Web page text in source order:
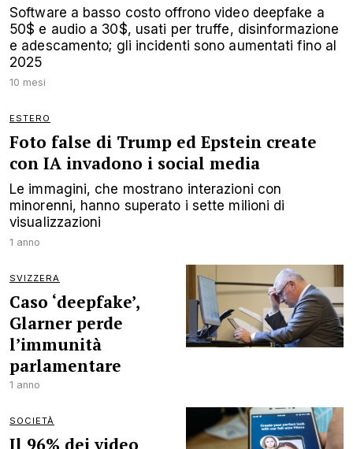
Software a basso costo offrono video deepfake a
50$ e audio a 30$, usati per truffe, disinformazione
e adescamento; gli incidenti sono aumentati fino al
2025
10 mesi
ESTERO
Foto false di Trump ed Epstein create
con IA invadono i social media
Le immagini, che mostrano interazioni con
minorenni, hanno superato i sette milioni di
visualizzazioni
1 anno
SVIZZERA
Caso ‘deepfake’,
Glarner perde
l’immunità
parlamentare
1 anno
SOCIETÀ
Il 96% dei video